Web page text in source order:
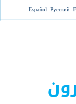
Русский
Español